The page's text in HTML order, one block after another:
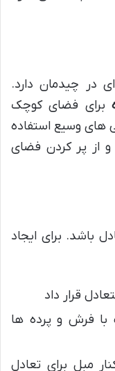
در چیدمان دارد.
برای فضای کوچک
های وسیع استفاده
و از پر کردن فضای
باشد. برای ایجاد
قرار داد
با فرش و پرده ها
مبل برای تعادل